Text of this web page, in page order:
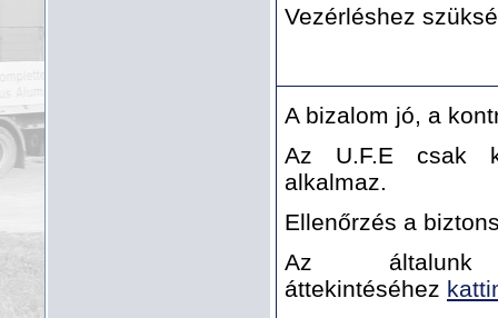
Vezérléshez
A bizalom jó, a
Az U.F.E csak
alkalmaz.
Ellenőrzés a
Az általunk
áttekintéséhez